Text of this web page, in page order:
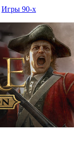
Игры 90-х